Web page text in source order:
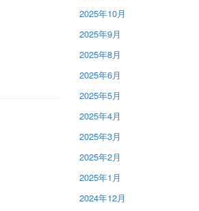
2025年10月
2025年9月
2025年8月
2025年6月
2025年5月
2025年4月
2025年3月
2025年2月
2025年1月
2024年12月